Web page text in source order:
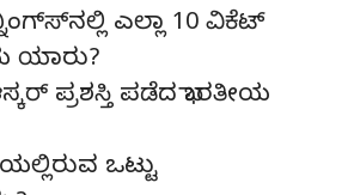
ಎಲ್ಲಾ 10 ವಿಕೆಟ್
ಯಾರು?
ಪ್ರಶಸ್ತಿ ಪಡೆದ ಭಾರತೀಯ
ಒಟ್ಟು